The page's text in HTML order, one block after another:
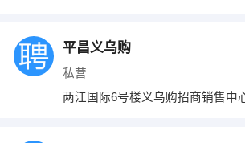
平昌义乌购
私营
两江国际6号楼义乌购招商销售中